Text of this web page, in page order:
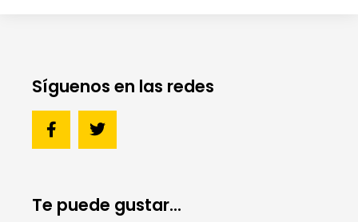
Síguenos en las redes
Te puede gustar...